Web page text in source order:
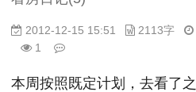
2012-12-15 15:51 2113字
1
本周按照既定计划，去看了